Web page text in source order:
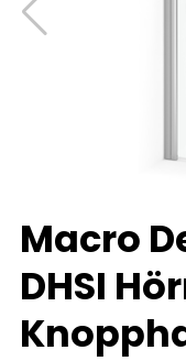
Macro
DHSI